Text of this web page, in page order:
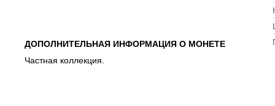
ДОПОЛНИТЕЛЬНАЯ ИНФОРМАЦИЯ О МОНЕТЕ
Частная коллекция.